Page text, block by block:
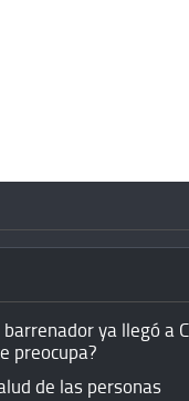
ya llegó a
preocupa?
de las personas